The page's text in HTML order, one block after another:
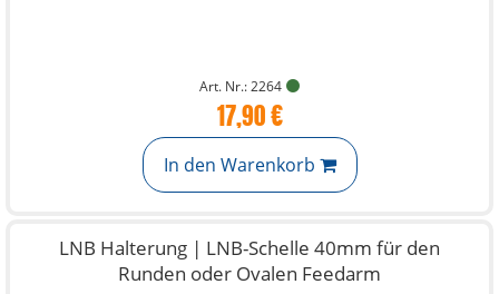
Art. Nr.: 2264
17,90 €
In den Warenkorb
LNB Halterung | LNB-Schelle 40mm für den
Runden oder Ovalen Feedarm